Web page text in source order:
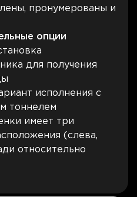
пронумерованы и
опции
для получения
исполнения с
тоннелем
имеет три
(слева,
относительно